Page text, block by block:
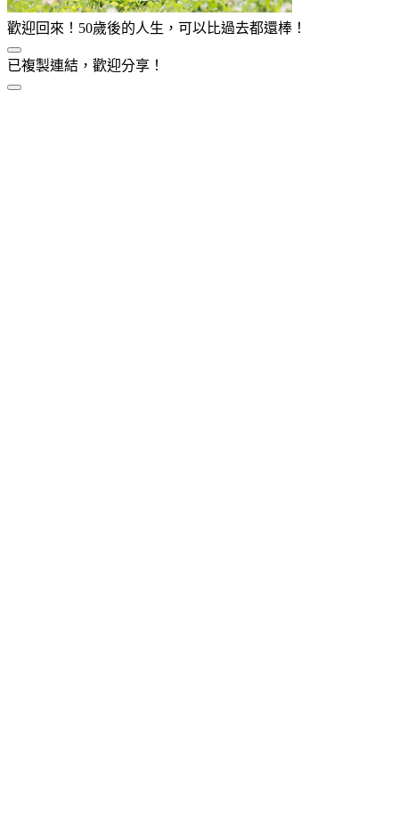
歡迎回來！50歲後的人生，可以比過去都還棒！
已複製連結，歡迎分享！